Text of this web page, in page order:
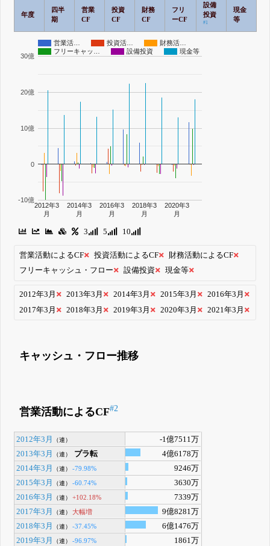
年度
四半
期
営業
CF
投資
CF
財務
CF
フリ
ーCF
設備
投資
#1
現金
等
営業活… 投資活…
財務活…
フリーキャッ…
設備投資 現金等
2012年3
月
2014年3
月
2016年3
月
2018年3
月
2020年3
月
-10億
0
10億
20億
30億
3 5 10
営業活動によるCF 投資活動によるCF
財務活動によるCF
フリーキャッシュ・フロー
設備投資 現金等
2012年3月 2013年3月 2014年3月 2015年3月
2016年3月
2017年3月
2018年3月 2019年3月 2020年3月 2021年3月
キャッシュ・フロー推移
営業活動によるCF#2
2012年3月 （連）
-1億7511万
2013年3月
（連） プラ転
4億6178万
2014年3月
（連） -79.98%
9246万
2015年3月
（連） -60.74%
3630万
2016年3月
（連） +102.18%
7339万
2017年3月
（連） 大幅増
9億8281万
2018年3月
（連） -37.45%
6億1476万
2019年3月
（連） -96.97%
1861万